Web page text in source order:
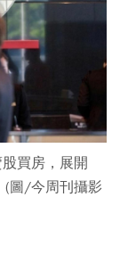
買房，展開
(圖/今周刊攝影